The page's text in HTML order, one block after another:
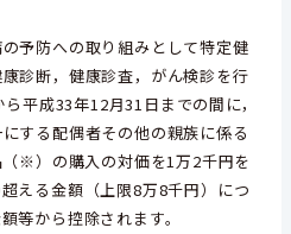
予防への取り組みとして特定健
診断，健康診査，がん検診を行
ら平成33年12月31日までの間に，
する配偶者その他の親族に係る
（※）の購入の対価を1万2千円を
える金額 （上限8万8千円）につ
等から控除されます。